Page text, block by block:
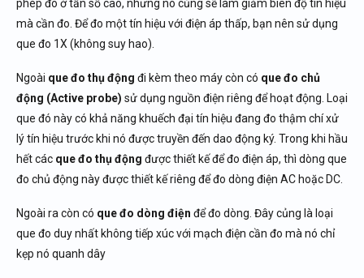
phép đo ở tần số cao, nhưng nó củng sẽ làm giảm biên độ tín hiệu
mà cần đo. Để đo một tín hiệu với điện áp thấp, bạn nên sử dụng
que đo 1X (không suy hao).
Ngoài que đo thụ động đi kèm theo máy còn có que đo chủ
động (Active probe) sử dụng nguồn điện riêng để hoạt động. Loại
que đó này có khả năng khuếch đại tín hiệu đang đo thậm chí xử
lý tín hiệu trước khi nó được truyền đến dao động ký. Trong khi hầu
hết các que đo thụ động được thiết kế để đo điện áp, thì dòng que
đo chủ động này được thiết kế riêng để đo dòng điện AC hoặc DC.
Ngoài ra còn có que đo dòng điện để đo dòng. Đây củng là loại
que đo duy nhất không tiếp xúc với mạch điện cần đo mà nó chỉ
kẹp nó quanh dây